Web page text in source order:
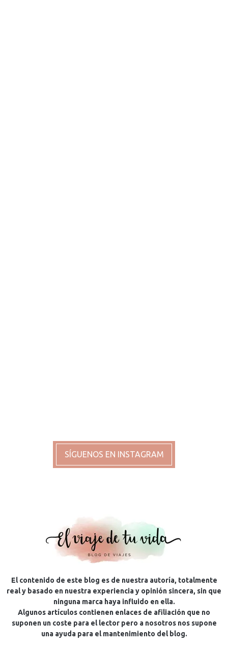
SÍGUENOS EN INSTAGRAM
El contenido de este blog es de nuestra autoría, totalmente
real y basado en nuestra experiencia y opinión sincera, sin que
ninguna marca haya influido en ella.
Algunos artículos contienen enlaces de afiliación que no
suponen un coste para el lector pero a nosotros nos supone
una ayuda para el mantenimiento del blog.